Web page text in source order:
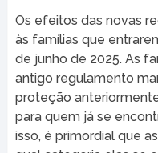
Os efeitos das novas
às famílias que
de junho de 2025. As
antigo regulamento
proteção
para quem já se
isso, é primordial que